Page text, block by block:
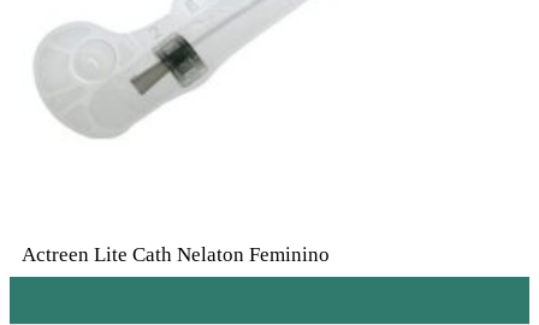
Actreen Lite Cath Nelaton Feminino